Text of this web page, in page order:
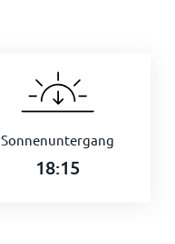
Sonnenuntergang
18:15